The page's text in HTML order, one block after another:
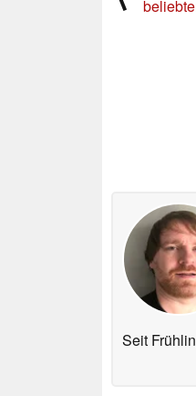
Seit